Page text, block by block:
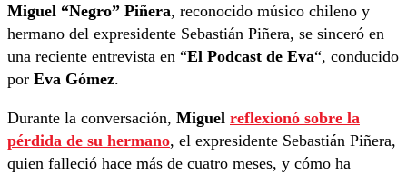
Miguel “Negro” Piñera, reconocido músico chileno y
hermano del expresidente Sebastián Piñera, se sinceró en
una reciente entrevista en “El Podcast de Eva“, conducido
por Eva Gómez.
Durante la conversación, Miguel reflexionó sobre la
pérdida de su hermano, el expresidente Sebastián Piñera,
quien falleció hace más de cuatro meses, y cómo ha